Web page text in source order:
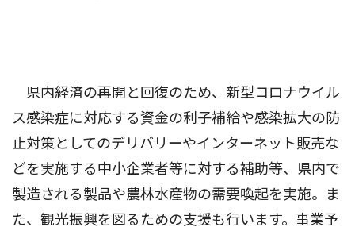
県内経済の再開と回復のため、新型コロナウイル
ス感染症に対応する資金の利子補給や感染拡大の防
止対策としてのデリバリーやインターネット販売な
どを実施する中小企業者等に対する補助等、県内で
製造される製品や農林水産物の需要喚起を実施。ま
た、観光振興を図るための支援も行います。事業予